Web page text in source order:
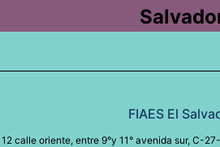
FIAES El
12 calle oriente, entre 9°y 11° avenida sur, C-